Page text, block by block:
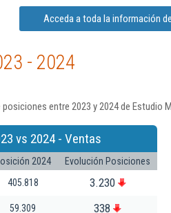
Acceda a toda la información
- 2024
entre 2023 y 2024 de Estudio
vs 2024 - Ventas
2024
Evolución Posiciones
405.818 3.230
59.309 338